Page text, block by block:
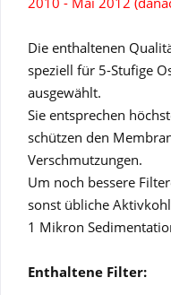
Die enthaltenen
speziell für 5-Stufige
ausgewählt.
Sie entsprechen
schützen den
Verschmutzungen.
Um noch bessere
sonst übliche
1 Mikron
Enthaltene Filter: